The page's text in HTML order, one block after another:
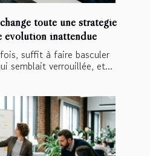
toute une stratégie
évolution inattendue
suffit à faire basculer
semblait verrouillée, et...